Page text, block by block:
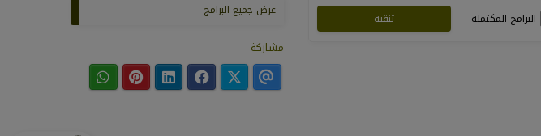
البرامج المكتملة تنقية عرض جميع البرامج
مشاركة